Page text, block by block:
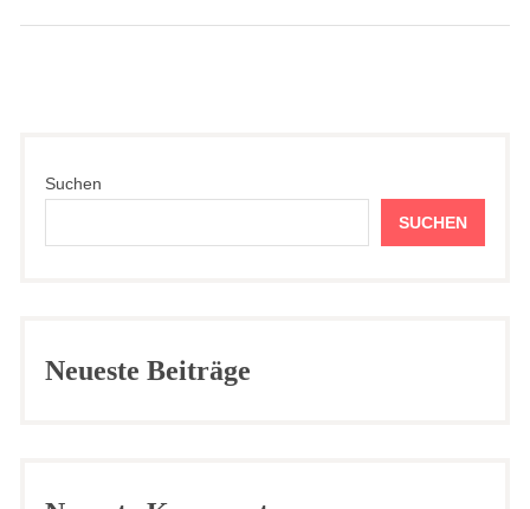
Suchen
SUCHEN
Neueste Beiträge